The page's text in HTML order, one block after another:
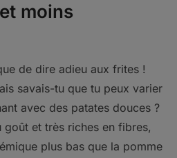
moins
de dire adieu aux frites !
savais-tu que tu peux varier
avec des patates douces ?
goût et très riches en fibres,
plus bas que la pomme